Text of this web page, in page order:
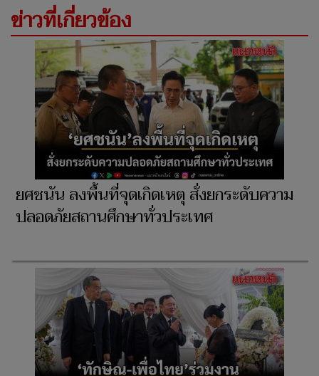
ข่าวที่เกี่ยวข้อง
ยศชนัน ลงพื้นที่จุดเกิดเหตุ สั่งยกระดับความ
ปลอดภัยสถานศึกษาทั่วประเทศ